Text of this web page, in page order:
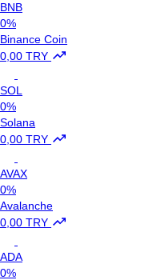
BNB
0%
Binance Coin
0,00 TRY
SOL
0%
Solana
0,00 TRY
AVAX
0%
Avalanche
0,00 TRY
ADA
0%